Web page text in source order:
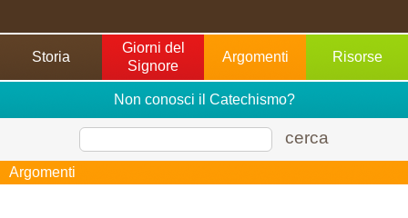
Storia
Giorni del
Signore
Argomenti Risorse
Non conosci il Catechismo?
cerca
Argomenti